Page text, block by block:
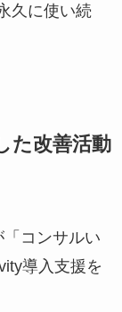
久に使い続
た改善活動
コンサルい
導入支援を